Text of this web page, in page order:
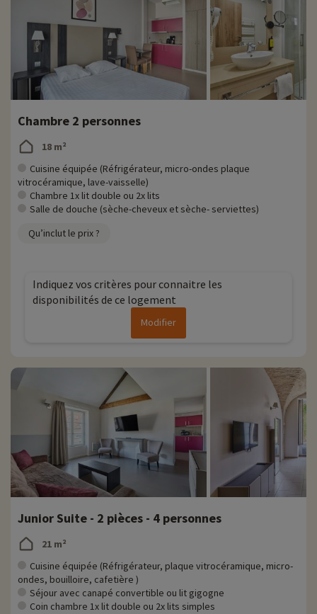
Chambre 2 personnes
18 m²
Cuisine équipée (Réfrigérateur, micro-ondes plaque
vitrocéramique, lave-vaisselle)
Chambre 1x lit double ou 2x lits
Salle de douche (sèche-cheveux et sèche- serviettes)
Qu’inclut le prix ?
Indiquez vos critères pour connaitre les
disponibilités de ce logement
Modifier
Junior Suite - 2 pièces - 4 personnes
21 m²
Cuisine équipée (Réfrigérateur, plaque vitrocéramique, micro-
ondes, bouilloire, cafetière )
Séjour avec canapé convertible ou lit gigogne
Coin chambre 1x lit double ou 2x lits simples